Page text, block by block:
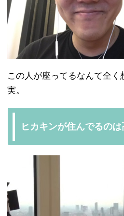
この人が座ってるなんて全
実。
ヒカキンが住んでるの